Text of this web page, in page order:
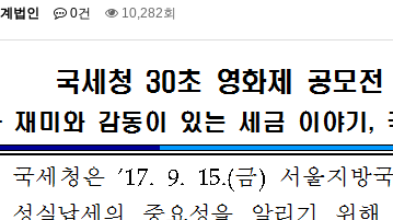
법인 0건 10,282회